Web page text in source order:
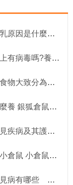
母犬無乳原因是什麼？母犬產後無奶如何治療？
倉鼠身上有病毒嗎?養倉鼠的隱患介紹
倉鼠的食物大致分為四大類
銀狐怎麼養 銀狐倉鼠怎麼選擇最佳配對
倉鼠常見疾病及其護理防治
如何養小倉鼠 小倉鼠如何飼養
倉鼠常見病有哪些 倉鼠常見病集合